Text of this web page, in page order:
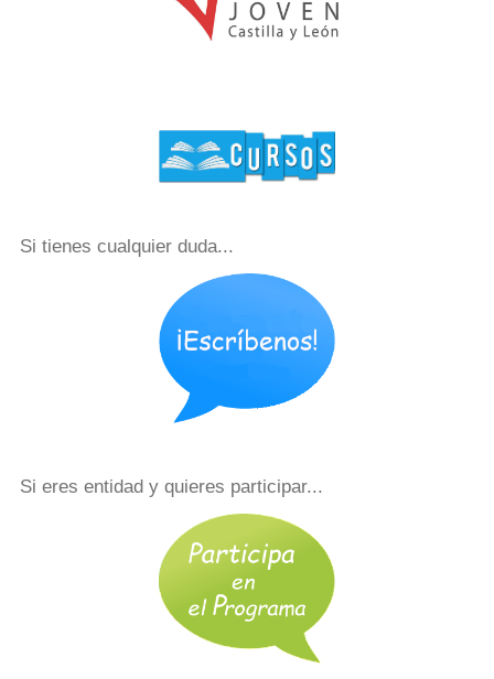
Si tienes cualquier duda...
Si eres entidad y quieres participar...